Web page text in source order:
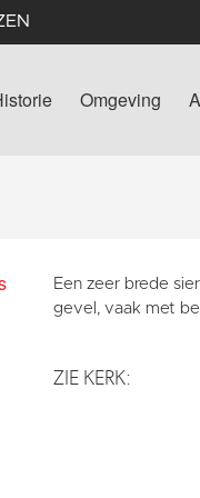
Omgeving
Een zeer brede
gevel, vaak met
ZIE KERK: